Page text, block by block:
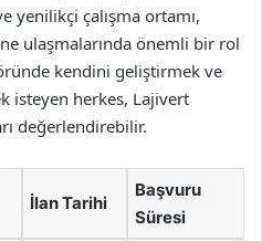
yenilikçi çalışma ortamı,
ulaşmalarında önemli bir rol
kendini geliştirmek ve
isteyen herkes, Lajivert
değerlendirebilir.
İlan Tarihi
Başvuru
Süresi